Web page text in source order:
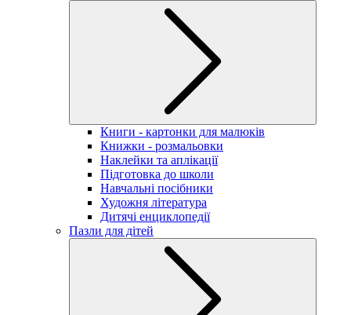
Книги - картонки для малюків
Книжки - розмальовки
Наклейки та аплікації
Підготовка до школи
Навчальні посібники
Художня література
Дитячі енциклопедії
Пазли для дітей